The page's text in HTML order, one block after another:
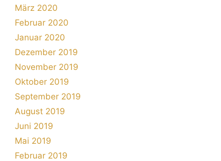
März 2020
Februar 2020
Januar 2020
Dezember 2019
November 2019
Oktober 2019
September 2019
August 2019
Juni 2019
Mai 2019
Februar 2019